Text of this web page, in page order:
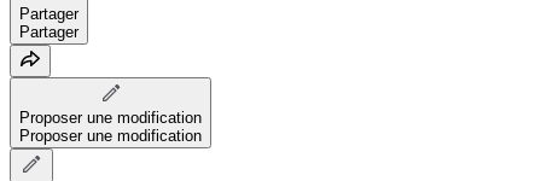
Partager
Partager
Proposer une modification
Proposer une modification